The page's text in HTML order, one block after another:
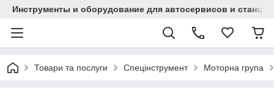
Инструменты и оборудование для автосервисов и
Товари та послуги Спецінструмент Моторна група